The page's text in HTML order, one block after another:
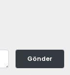
Gönder